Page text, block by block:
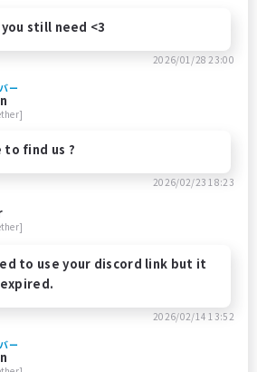
still need <3
2026/01/28 23:00
ー
to find us ?
2026/02/23 18:23
to use your discord link but it
2026/02/14 13:52
ー